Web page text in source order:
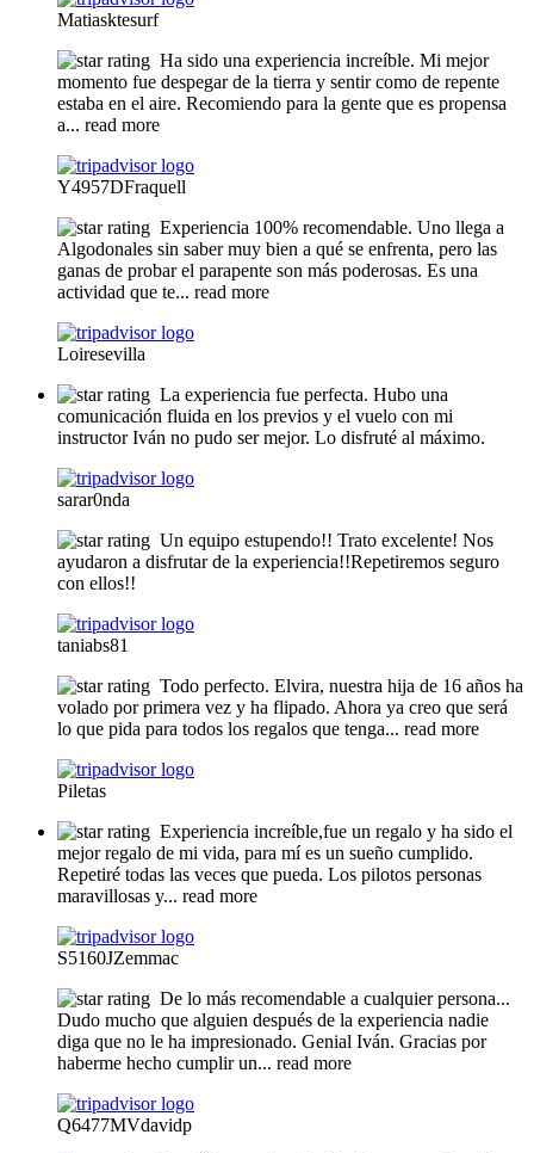
Matiasktesurf
Ha sido una experiencia increíble. Mi mejor
momento fue despegar de la tierra y sentir como de repente
estaba en el aire. Recomiendo para la gente que es propensa
a... read more
Y4957DFraquell
Experiencia 100% recomendable. Uno llega a
Algodonales sin saber muy bien a qué se enfrenta, pero las
ganas de probar el parapente son más poderosas. Es una
actividad que te... read more
Loiresevilla
La experiencia fue perfecta. Hubo una
comunicación fluida en los previos y el vuelo con mi
instructor Iván no pudo ser mejor. Lo disfruté al máximo.
sarar0nda
Un equipo estupendo!! Trato excelente! Nos
ayudaron a disfrutar de la experiencia!!Repetiremos seguro
con ellos!!
taniabs81
Todo perfecto. Elvira, nuestra hija de 16 años ha
volado por primera vez y ha flipado. Ahora ya creo que será
lo que pida para todos los regalos que tenga... read more
Piletas
Experiencia increíble,fue un regalo y ha sido el
mejor regalo de mi vida, para mí es un sueño cumplido.
Repetiré todas las veces que pueda. Los pilotos personas
maravillosas y... read more
S5160JZemmac
De lo más recomendable a cualquier persona...
Dudo mucho que alguien después de la experiencia nadie
diga que no le ha impresionado. Genial Iván. Gracias por
haberme hecho cumplir un... read more
Q6477MVdavidp